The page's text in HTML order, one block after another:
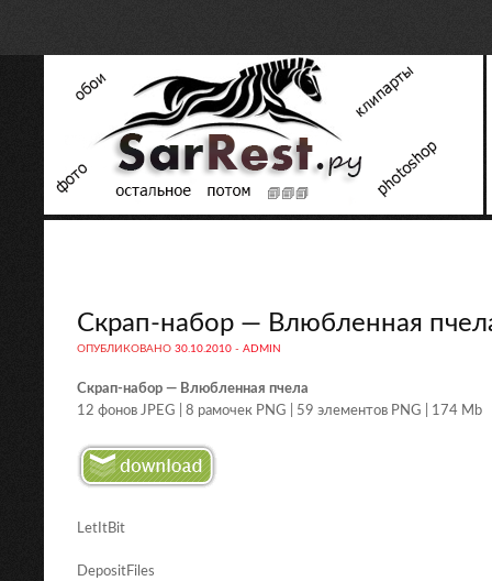
Скрап-набор — Влюбленная
ОПУБЛИКОВАНО 30.10.2010 - ADMIN
Скрап-набор — Влюбленная пчела
12 фонов JPEG | 8 рамочек PNG | 59 элементов PNG | 174 Mb
LetItBit
DepositFiles